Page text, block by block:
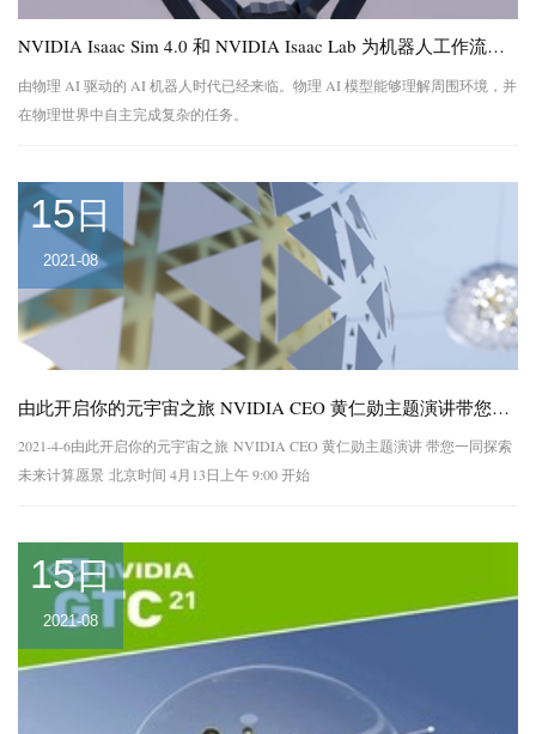
NVIDIA Isaac Sim 4.0 和 NVIDIA Isaac Lab 为机器人工作流和仿真提供强大助力
由物理 AI 驱动的 AI 机器人时代已经来临。物理 AI 模型能够理解周围环境，并
在物理世界中自主完成复杂的任务。
15日
2021-08
由此开启你的元宇宙之旅 NVIDIA CEO 黄仁勋主题演讲带您一同探索未来计算愿景
2021-4-6由此开启你的元宇宙之旅 NVIDIA CEO 黄仁勋主题演讲 带您一同探索
未来计算愿景 北京时间 4月13日上午 9:00 开始
15日
2021-08